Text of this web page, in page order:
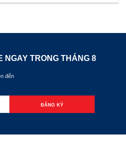
NGAY TRONG THÁNG 8
đến